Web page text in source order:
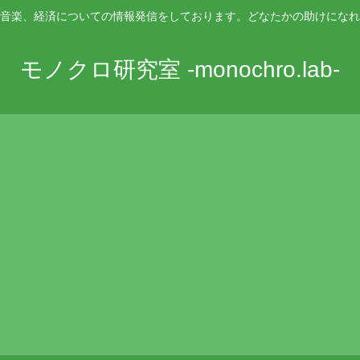
楽、経済についての情報発信をしております。どなたかの助けになれ
モノクロ研究室 -monochro.lab-